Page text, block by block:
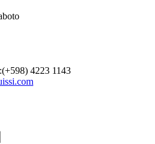
4223 1143